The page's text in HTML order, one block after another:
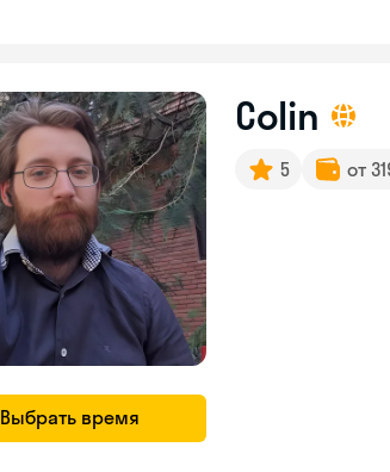
Выбрать время
Colin
5 от